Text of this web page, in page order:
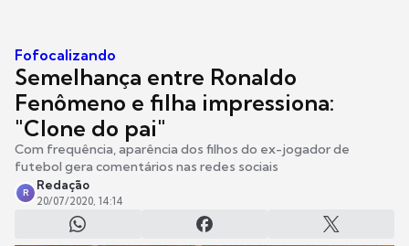
Fofocalizando
Semelhança entre Ronaldo
Fenômeno e filha impressiona:
"Clone do pai"
Com frequência, aparência dos filhos do ex-jogador de
futebol gera comentários nas redes sociais
R
Redação
20/07/2020, 14:14